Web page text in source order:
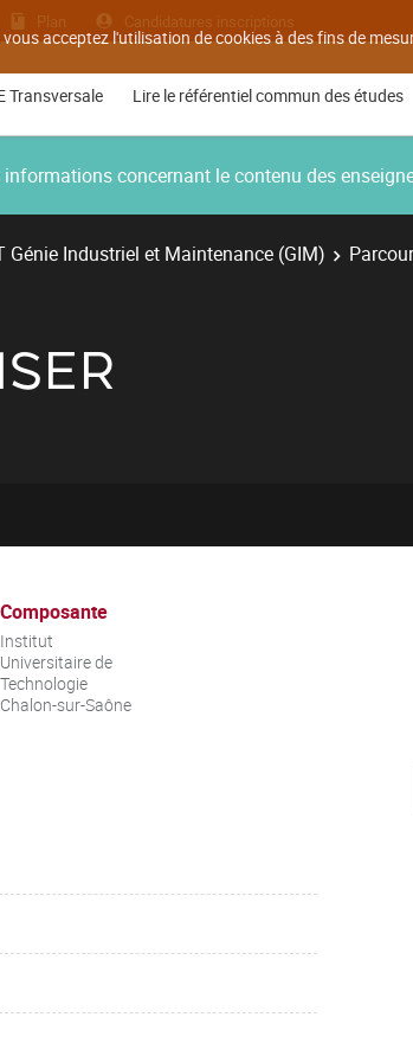
acceptez l'utilisation de cookies à des fins de
Plan Candidatures inscriptions
Transversale Lire le référentiel commun des études
concernant le contenu des
Génie Industriel et Maintenance (GIM)
Composante
Institut
Universitaire de
Technologie
Chalon-sur-Saône